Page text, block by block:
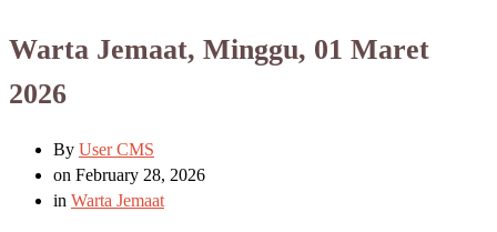
Warta Jemaat, Minggu, 01 Maret
2026
By User CMS
on February 28, 2026
in Warta Jemaat